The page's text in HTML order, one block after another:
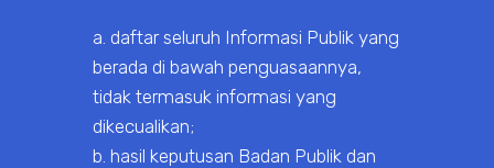
a. daftar seluruh Informasi Publik yang
berada di bawah penguasaannya,
tidak termasuk informasi yang
dikecualikan;
b. hasil keputusan Badan Publik dan